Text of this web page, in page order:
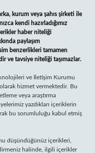
kurum veya şahıs şirketi ile
kendi hazırladığımız
haber niteliği
paylaşım
benzerlikleri tamamen
ve tavsiye niteliği taşımazlar.
ve İletişim Kurumu
olarak hizmet vermektedir. Bu
veya araştırma
yazdıkları içeriklerin
bu sorumluluğu kabul etmiş
düşündüğünüz içerikleri,
halinde, ilgili içerikler